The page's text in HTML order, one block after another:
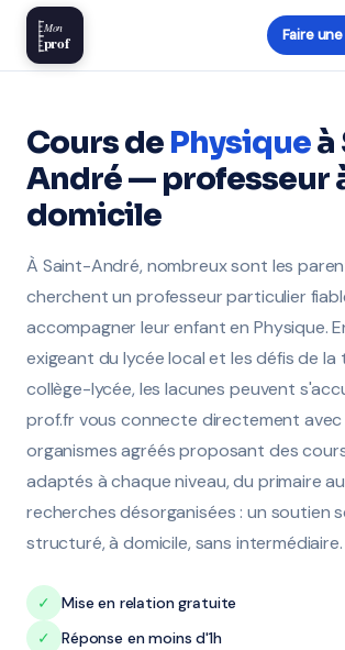
Mon
prof Faire
Cours de Physiqueà
André — professeur
domicile
À Saint-André, nombreux sont les
cherchent un professeur particulier
accompagner leur enfant en Physique.
exigeant du lycée local et les défis de la
collège-lycée, les lacunes peuvent
prof.fr vous connecte directement avec
organismes agréés proposant des
adaptés à chaque niveau, du primaire
recherches désorganisées : un soutien
structuré, à domicile, sans intermédiaire.
✓
Mise en relation gratuite
✓
Réponse en moins d'1h